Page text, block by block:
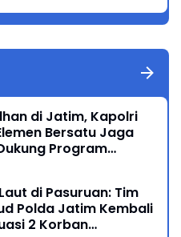
di Jatim, Kapolri
Bersatu Jaga
Program
di Pasuruan: Tim
Polda Jatim Kembali
2 Korban